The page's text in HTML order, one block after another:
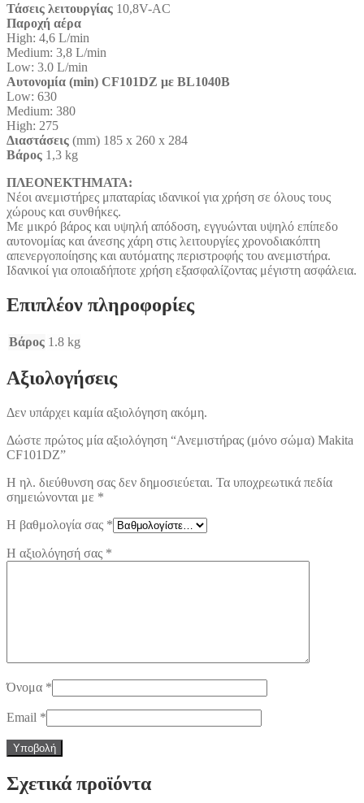
Τάσεις λειτουργίας 10,8V-AC
Παροχή αέρα
High: 4,6 L/min
Medium: 3,8 L/min
Low: 3.0 L/min
Αυτονομία (min) CF101DZ με BL1040B
Low: 630
Medium: 380
High: 275
Διαστάσεις (mm) 185 x 260 x 284
Βάρος 1,3 kg
ΠΛΕΟΝΕΚΤΗΜΑΤΑ:
Νέοι ανεμιστήρες μπαταρίας ιδανικοί για χρήση σε όλους τους
χώρους και συνθήκες.
Με μικρό βάρος και υψηλή απόδοση, εγγυώνται υψηλό επίπεδο
αυτονομίας και άνεσης χάρη στις λειτουργίες χρονοδιακόπτη
απενεργοποίησης και αυτόματης περιστροφής του ανεμιστήρα.
Ιδανικοί για οποιαδήποτε χρήση εξασφαλίζοντας μέγιστη ασφάλεια.
Επιπλέον πληροφορίες
Βάρος 1.8 kg
Αξιολογήσεις
Δεν υπάρχει καμία αξιολόγηση ακόμη.
Δώστε πρώτος μία αξιολόγηση “Ανεμιστήρας (μόνο σώμα) Makita
CF101DZ”
Η ηλ. διεύθυνση σας δεν δημοσιεύεται. Τα υποχρεωτικά πεδία
σημειώνονται με *
Η βαθμολογία σας *
Η αξιολόγησή σας *
Όνομα *
Email *
Σχετικά προϊόντα